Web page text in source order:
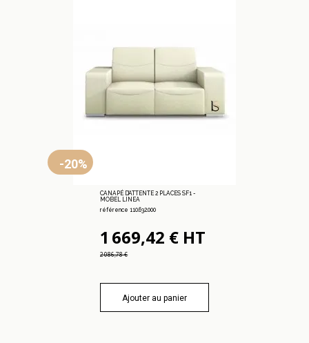
-20%
CANAPÉ D’ATTENTE 2 PLACES SF1 -
MOBEL LINEA
référence 110.632.000
1 669,42 € HT
2 086,78 €
Ajouter au panier